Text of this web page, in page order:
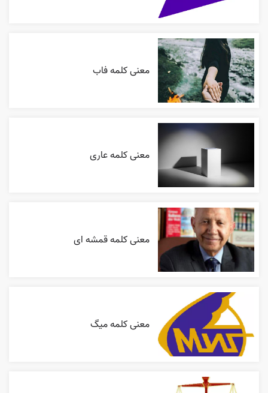
معنی کلمه فاب
معنی کلمه عاری
معنی کلمه قمشه ای
معنی کلمه میگ